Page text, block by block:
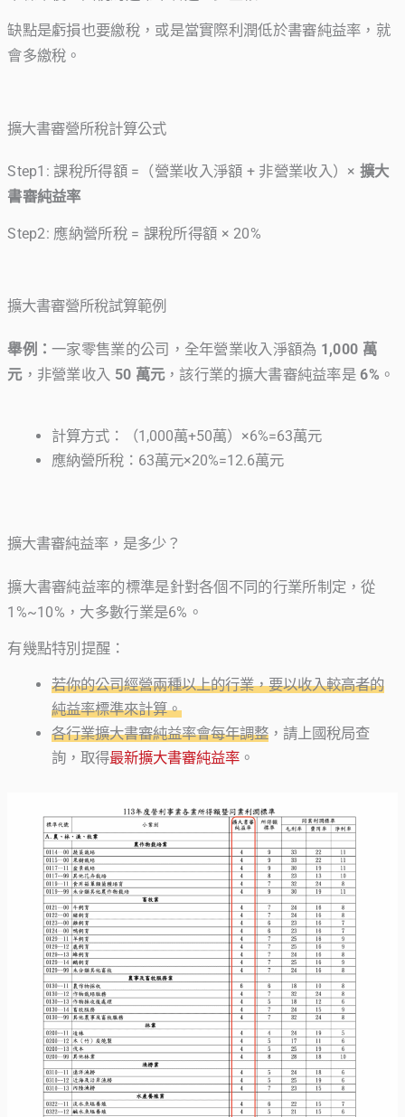
缺點是虧損也要繳稅，或是當實際利潤低於書審純益率，就
會多繳稅。
擴大書審營所稅計算公式
Step1: 課稅所得額 =（營業收入淨額 + 非營業收入）× 擴大
書審純益率
Step2: 應納營所稅 = 課稅所得額 × 20%
擴大書審營所稅試算範例
舉例：一家零售業的公司，全年營業收入淨額為 1,000 萬
元，非營業收入 50 萬元，該行業的擴大書審純益率是6% 。
計算方式：（1,000萬+50萬）×6%=63萬元
應納營所稅：63萬元×20%=12.6萬元
擴大書審純益率，是多少？
擴大書審純益率的標準是針對各個不同的行業所制定，從
1%~10%，大多數行業是6%。
有幾點特別提醒：
若你的公司經營兩種以上的行業，要以收入較高者的
純益率標準來計算。
各行業擴大書審純益率會每年調整 ，請上國稅局查
詢，取得最新擴大書審純益率 。